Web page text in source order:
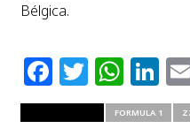
Bélgica.
Facebook
Twitter
FORMULA 1